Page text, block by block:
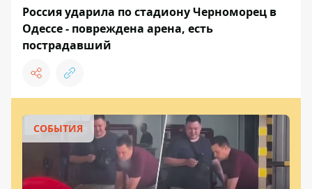
Россия ударила по стадиону Черноморец в
Одессе - повреждена арена, есть
пострадавший
СОБЫТИЯ